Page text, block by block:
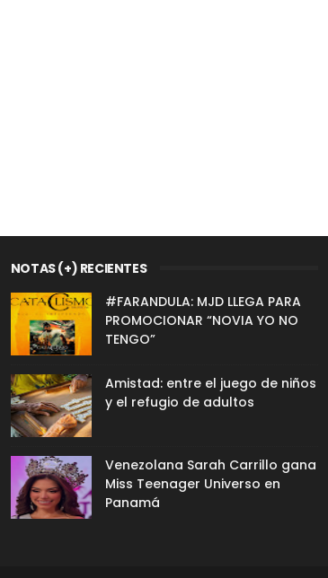
NOTAS (+) RECIENTES
#FARANDULA: MJD LLEGA PARA
PROMOCIONAR “NOVIA YO NO
TENGO”
Amistad: entre el juego de niños
y el refugio de adultos
Venezolana Sarah Carrillo gana
Miss Teenager Universo en
Panamá